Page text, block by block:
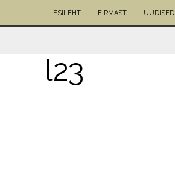
ESILEHT FIRMAST UUDISED
l23